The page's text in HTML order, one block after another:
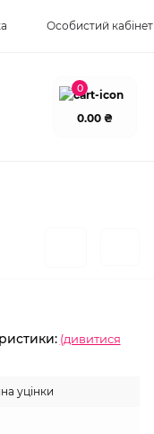
Особистий кабінет
0
0.00 ₴
(дивитися
уцінки